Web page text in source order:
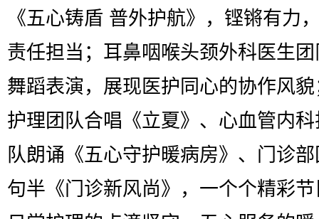
《五心铸盾 普外护航》，铿锵有力
责任担当；耳鼻咽喉头颈外科医生
舞蹈表演，展现医护同心的协作风
护理团队合唱《立夏》、心血管内
队朗诵《五心守护暖病房》、门诊
句半《门诊新风尚》，一个个精彩